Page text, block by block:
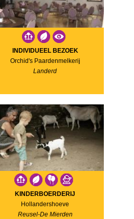
INDIVIDUEEL BEZOEK
Orchid's Paardenmelkerij
Landerd
KINDERBOERDERIJ
Hollandershoeve
Reusel-De Mierden